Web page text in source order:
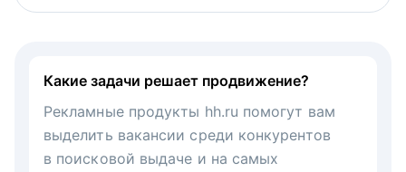
Какие задачи решает продвижение?
Рекламные продукты hh.ru помогут вам
выделить вакансии среди конкурентов
в поисковой выдаче и на самых